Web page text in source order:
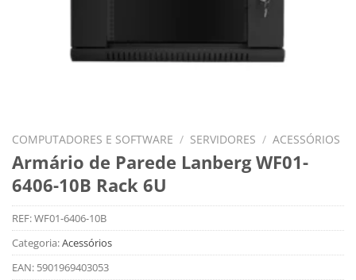
COMPUTADORES E SOFTWARE / SERVIDORES / ACESSÓRIOS
Armário de Parede Lanberg WF01-
6406-10B Rack 6U
REF:WF01-6406-10B
Categoria:Acessórios
EAN: 5901969403053